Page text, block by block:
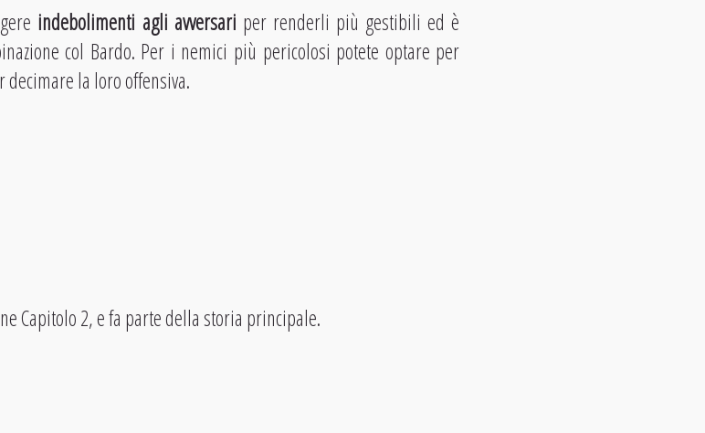
indebolimenti agli avversari per renderli più gestibili ed è
col Bardo. Per i nemici più pericolosi potete optare per
decimare la loro offensiva.
Capitolo 2, e fa parte della storia principale.